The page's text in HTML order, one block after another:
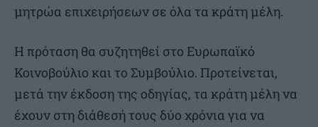
μητρώα επιχειρήσεων σε όλα τα κράτη μέλη.
Η πρόταση θα συζητηθεί στο Ευρωπαϊκό
Κοινοβούλιο και το Συμβούλιο. Προτείνεται,
μετά την έκδοση της οδηγίας, τα κράτη μέλη να
έχουν στη διάθεσή τους δύο χρόνια για να